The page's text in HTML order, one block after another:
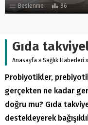
Beslenme 86
Gıda
Anasayfa » Sağlık Haberleri »
Probiyotikler,
gerçekten ne kadar
doğru mu? Gıda
destekleyerek